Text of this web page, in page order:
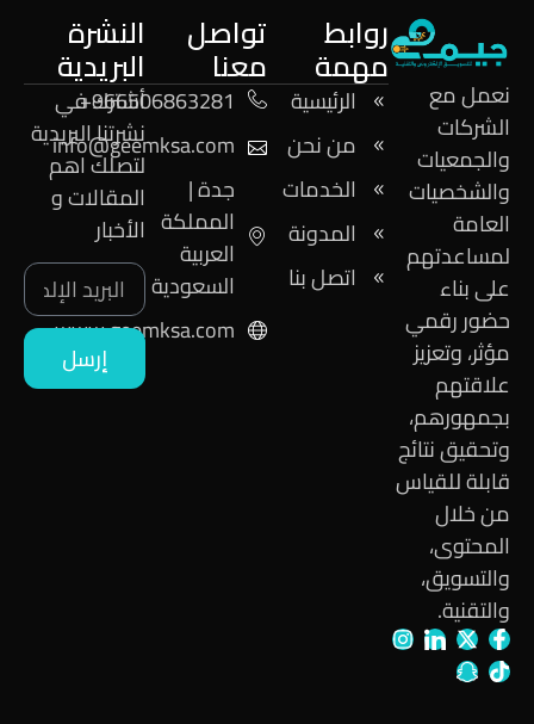
نعمل مع
الشركات
والجمعيات
والشخصيات
العامة
لمساعدتهم
على بناء
حضور رقمي
مؤثر، وتعزيز
علاقتهم
بجمهورهم،
وتحقيق نتائج
قابلة للقياس
من خلال
المحتوى،
والتسويق،
والتقنية.
روابط
مهمة
الرئيسية
من نحن
الخدمات
المدونة
اتصل بنا
تواصل
معنا
966506863281+
info@geemksa.com
جدة |
المملكة
العربية
السعودية
www.geemksa.com
النشرة
البريدية
أشترك في
نشرتنا البريدية
لتصلك اهم
المقالات و
الأخبار
إرسل